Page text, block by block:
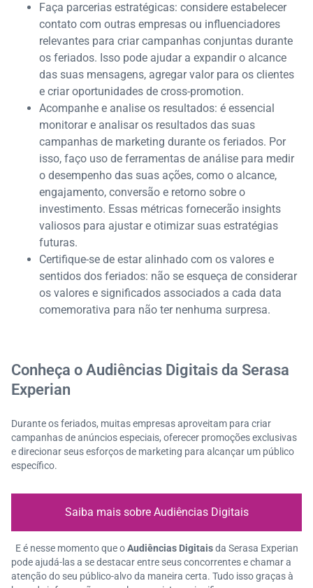
Faça parcerias estratégicas: considere estabelecer
contato com outras empresas ou influenciadores
relevantes para criar campanhas conjuntas durante
os feriados. Isso pode ajudar a expandir o alcance
das suas mensagens, agregar valor para os clientes
e criar oportunidades de cross-promotion.
Acompanhe e analise os resultados: é essencial
monitorar e analisar os resultados das suas
campanhas de marketing durante os feriados. Por
isso, faço uso de ferramentas de análise para medir
o desempenho das suas ações, como o alcance,
engajamento, conversão e retorno sobre o
investimento. Essas métricas fornecerão insights
valiosos para ajustar e otimizar suas estratégias
futuras.
Certifique-se de estar alinhado com os valores e
sentidos dos feriados: não se esqueça de considerar
os valores e significados associados a cada data
comemorativa para não ter nenhuma surpresa.
Conheça o Audiências Digitais da Serasa
Experian
Durante os feriados, muitas empresas aproveitam para criar
campanhas de anúncios especiais, oferecer promoções exclusivas
e direcionar seus esforços de marketing para alcançar um público
específico.
Saiba mais sobre Audiências Digitais
E é nesse momento que oAudiências Digitaisda Serasa Experian
pode ajudá-las a se destacar entre seus concorrentes e chamar a
atenção do seu público-alvo da maneira certa. Tudo isso graças à